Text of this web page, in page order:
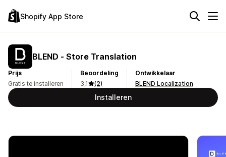
Shopify App Store
BLEND ‑ Store Translation
Prijs
Gratis te installeren
Beoordeling
3,1
(2)
Ontwikkelaar
BLEND Localization
Installeren